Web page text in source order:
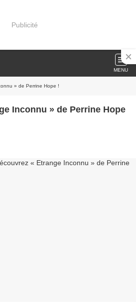
Publicité
MENU
» de Perrine Hope !
Inconnu » de Perrine Hope